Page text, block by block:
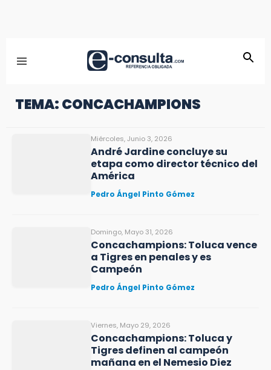
TEMA: CONCACHAMPIONS
Miércoles, Junio 3, 2026
André Jardine concluye su
etapa como director técnico del
América
Pedro Ángel Pinto Gómez
Domingo, Mayo 31, 2026
Concachampions: Toluca vence
a Tigres en penales y es
Campeón
Pedro Ángel Pinto Gómez
Viernes, Mayo 29, 2026
Concachampions: Toluca y
Tigres definen al campeón
mañana en el Nemesio Diez